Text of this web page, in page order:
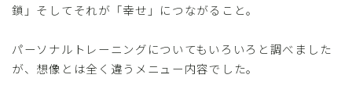
鎖」そしてそれが「幸せ」につながること。
パーソナルトレーニングについてもいろいろと調べました
が、想像とは全く違うメニュー内容でした。